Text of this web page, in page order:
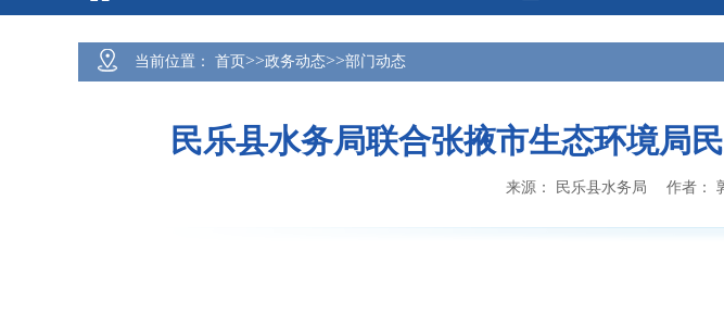
当前位置： 首页 >>政务动态>>部门动态
民乐县水务局联合张掖市生态环境局
来源： 民乐县水务局 作者：